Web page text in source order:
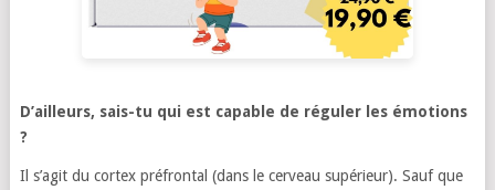
D’ailleurs, sais-tu qui est capable de réguler les émotions
?
Il s’agit du cortex préfrontal (dans le cerveau supérieur). Sauf que